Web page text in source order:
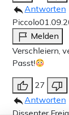
Antworten
Piccolo
Melden
Verschleiern,
Passt!
27
Antworten